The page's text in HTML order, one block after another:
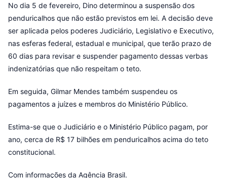
No dia 5 de fevereiro, Dino determinou a suspensão dos
penduricalhos que não estão previstos em lei. A decisão deve
ser aplicada pelos poderes Judiciário, Legislativo e Executivo,
nas esferas federal, estadual e municipal, que terão prazo de
60 dias para revisar e suspender pagamento dessas verbas
indenizatórias que não respeitam o teto.
Em seguida, Gilmar Mendes também suspendeu os
pagamentos a juízes e membros do Ministério Público.
Estima-se que o Judiciário e o Ministério Público pagam, por
ano, cerca de R$ 17 bilhões em penduricalhos acima do teto
constitucional.
Com informações da Agência Brasil.